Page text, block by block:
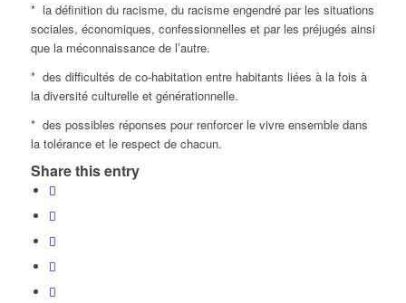
* la définition du racisme, du racisme engendré par les situations
sociales, économiques, confessionnelles et par les préjugés ainsi
que la méconnaissance de l’autre.
* des difficultés de co-habitation entre habitants liées à la fois à
la diversité culturelle et générationnelle.
* des possibles réponses pour renforcer le vivre ensemble dans
la tolérance et le respect de chacun.
Share this entry